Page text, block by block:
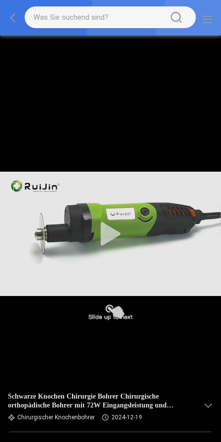
Schwarze Knochen Chirurgie Bohrer Chirurgische
orthopädische Bohrer mit 72W Eingangsleistung und
autoklavierbaren Ladegerät
Chirurgischer Knochenbohrer 2024-12-19